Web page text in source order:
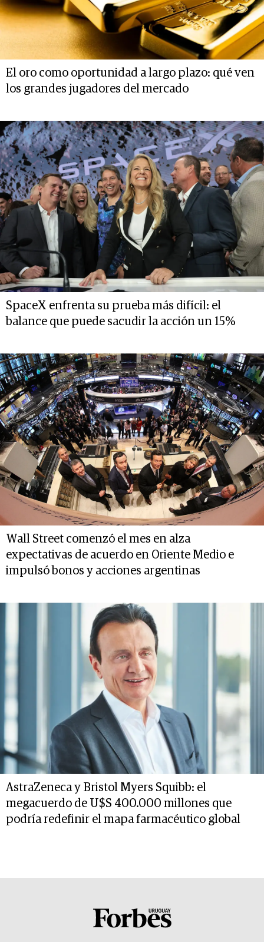
El oro como oportunidad a largo plazo: qué ven
los grandes jugadores del mercado
SpaceX enfrenta su prueba más difícil: el
balance que puede sacudir la acción un 15%
Wall Street comenzó el mes en alza
expectativas de acuerdo en Oriente Medio e
impulsó bonos y acciones argentinas
AstraZeneca y Bristol Myers Squibb: el
megacuerdo de U$S 400.000 millones que
podría redefinir el mapa farmacéutico global